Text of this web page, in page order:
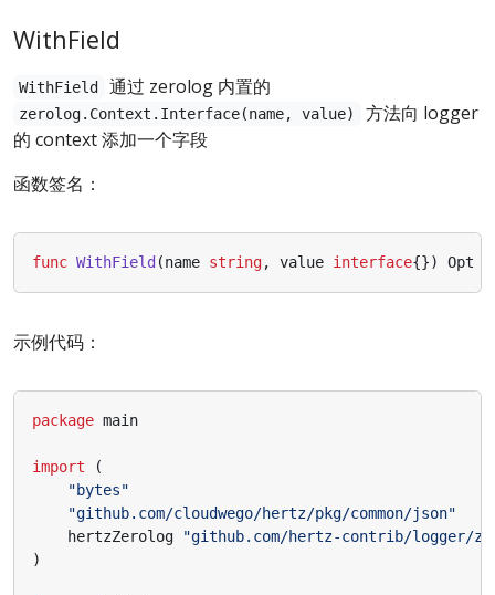
WithField
WithField 通过 zerolog 内置的
zerolog.Context.Interface(name, value)
方法向 logger
的 context 添加一个字段
函数签名：
func WithField (name string, value interface{}) Opt
示例代码：
package main
import
(
"bytes"
"github.com/cloudwego/hertz/pkg/common/json"
hertzZerolog
"github.com/hertz-contrib/logger/
)